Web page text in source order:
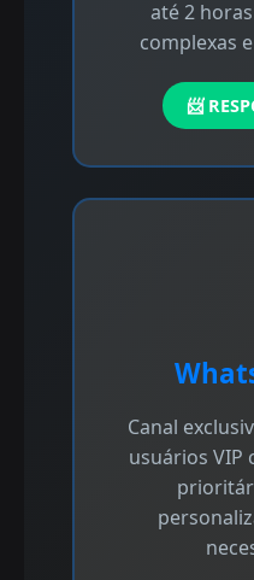
até 2
complexas
📨
Canal
usuários VIP